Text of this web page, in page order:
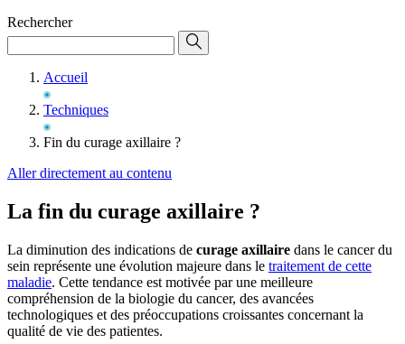
Rechercher
Accueil
Techniques
Fin du curage axillaire ?
Aller directement au contenu
La fin du curage axillaire ?
La diminution des indications de curage axillaire dans le cancer du
sein représente une évolution majeure dans le traitement de cette
maladie. Cette tendance est motivée par une meilleure
compréhension de la biologie du cancer, des avancées
technologiques et des préoccupations croissantes concernant la
qualité de vie des patientes.